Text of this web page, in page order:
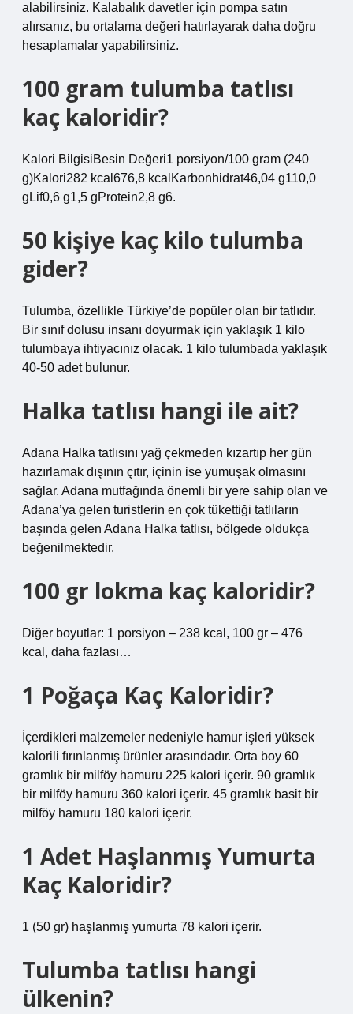
alabilirsiniz. Kalabalık davetler için pompa satın
alırsanız, bu ortalama değeri hatırlayarak daha doğru
hesaplamalar yapabilirsiniz.
100 gram tulumba tatlısı
kaç kaloridir?
Kalori BilgisiBesin Değeri1 porsiyon/100 gram (240
g)Kalori282 kcal676,8 kcalKarbonhidrat46,04 g110,0
gLif0,6 g1,5 gProtein2,8 g6.
50 kişiye kaç kilo tulumba
gider?
Tulumba, özellikle Türkiye’de popüler olan bir tatlıdır.
Bir sınıf dolusu insanı doyurmak için yaklaşık 1 kilo
tulumbaya ihtiyacınız olacak. 1 kilo tulumbada yaklaşık
40-50 adet bulunur.
Halka tatlısı hangi ile ait?
Adana Halka tatlısını yağ çekmeden kızartıp her gün
hazırlamak dışının çıtır, içinin ise yumuşak olmasını
sağlar. Adana mutfağında önemli bir yere sahip olan ve
Adana’ya gelen turistlerin en çok tükettiği tatlıların
başında gelen Adana Halka tatlısı, bölgede oldukça
beğenilmektedir.
100 gr lokma kaç kaloridir?
Diğer boyutlar: 1 porsiyon – 238 kcal, 100 gr – 476
kcal, daha fazlası…
1 Poğaça Kaç Kaloridir?
İçerdikleri malzemeler nedeniyle hamur işleri yüksek
kalorili fırınlanmış ürünler arasındadır. Orta boy 60
gramlık bir milföy hamuru 225 kalori içerir. 90 gramlık
bir milföy hamuru 360 kalori içerir. 45 gramlık basit bir
milföy hamuru 180 kalori içerir.
1 Adet Haşlanmış Yumurta
Kaç Kaloridir?
1 (50 gr) haşlanmış yumurta 78 kalori içerir.
Tulumba tatlısı hangi
ülkenin?